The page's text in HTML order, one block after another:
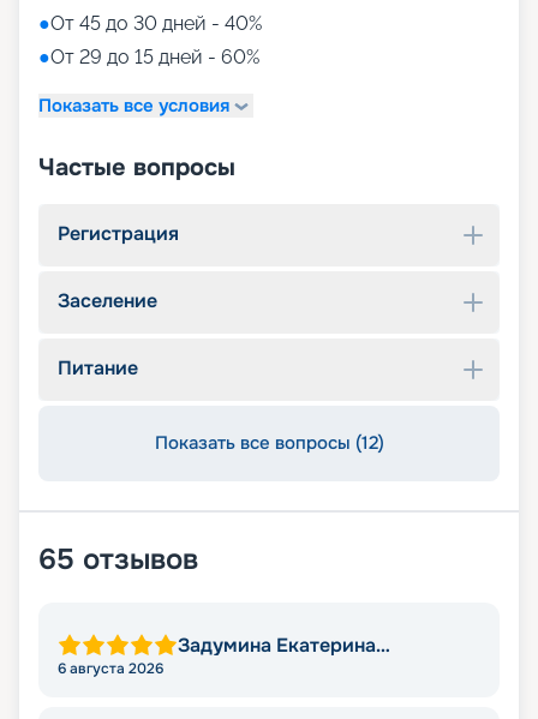
●От 45 до 30 дней - 40%
●От 29 до 15 дней - 60%
Показать все условия
Частые вопросы
Регистрация
Заселение
Питание
Показать все вопросы (12)
65 отзывов
Задумина Екатерина
6 августа 2026